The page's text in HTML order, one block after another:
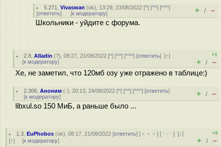
5.271 ,Vivaswan (ok), 13:29, 23/08/2022 [^] [^^] [^^^]
[ответить] [к модератору] + / –
Школьники - уйдите с форума.
2.8 ,Alladin (?), 08:27, 21/08/2022 [^] [^^] [^^^] [ответить][↑]
[к модератору]
+1
+ / –
Хе, не заметил, что 120мб озу уже отражено в таблице:)
2.306 ,Аноним (-), 20:13, 24/08/2022 [^] [^^] [^^^] [ответить]
[к модератору] + / –
libxul.so 150 МиБ, а раньше было ...
1.3 ,EuPhobos (ok), 08:17, 21/08/2022 [ответить] [ ﹢﹢﹢] [ · · ·][↓]
[↑] [к модератору]
+9
+ / –